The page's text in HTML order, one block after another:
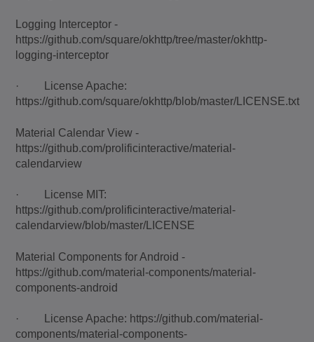
Logging Interceptor -
https://github.com/square/okhttp/tree/master/okhttp-
logging-interceptor
· License Apache:
https://github.com/square/okhttp/blob/master/LICENSE.txt
Material Calendar View -
https://github.com/prolificinteractive/material-
calendarview
· License MIT:
https://github.com/prolificinteractive/material-
calendarview/blob/master/LICENSE
Material Components for Android -
https://github.com/material-components/material-
components-android
· License Apache: https://github.com/material-
components/material-components-